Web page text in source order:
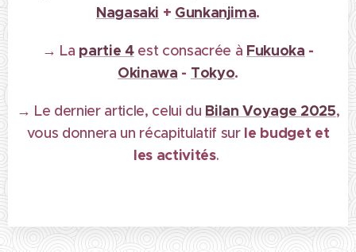
Nagasaki + Gunkanjima.
→ La partie 4est consacrée à Fukuoka -
Okinawa - Tokyo.
→ Le dernier article, celui du Bilan Voyage 2025,
vous donnera un récapitulatif sur le budget et
les activités.